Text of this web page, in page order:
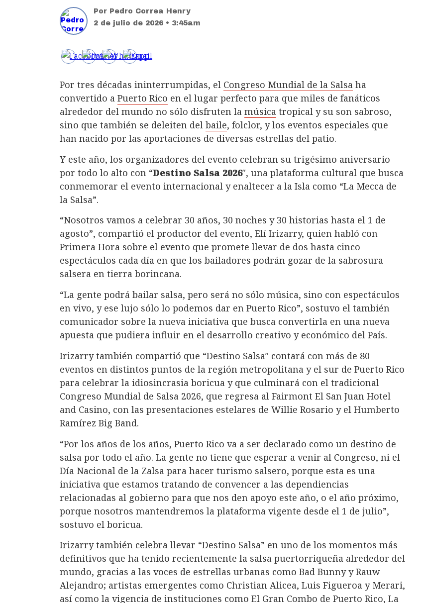
Por Pedro Correa Henry
2 de julio de 2026 • 3:45am
Por tres décadas ininterrumpidas, el Congreso Mundial de la Salsa ha
convertido a Puerto Rico en el lugar perfecto para que miles de fanáticos
alrededor del mundo no sólo disfruten la música tropical y su son sabroso,
sino que también se deleiten del baile, folclor, y los eventos especiales que
han nacido por las aportaciones de diversas estrellas del patio.
Y este año, los organizadores del evento celebran su trigésimo aniversario
por todo lo alto con “Destino Salsa 2026″, una plataforma cultural que busca
conmemorar el evento internacional y enaltecer a la Isla como “La Mecca de
la Salsa”.
“Nosotros vamos a celebrar 30 años, 30 noches y 30 historias hasta el 1 de
agosto”, compartió el productor del evento, Elí Irizarry, quien habló con
Primera Hora sobre el evento que promete llevar de dos hasta cinco
espectáculos cada día en que los bailadores podrán gozar de la sabrosura
salsera en tierra borincana.
“La gente podrá bailar salsa, pero será no sólo música, sino con espectáculos
en vivo, y ese lujo sólo lo podemos dar en Puerto Rico”, sostuvo el también
comunicador sobre la nueva iniciativa que busca convertirla en una nueva
apuesta que pudiera influir en el desarrollo creativo y económico del País.
Irizarry también compartió que “Destino Salsa″ contará con más de 80
eventos en distintos puntos de la región metropolitana y el sur de Puerto Rico
para celebrar la idiosincrasia boricua y que culminará con el tradicional
Congreso Mundial de Salsa 2026, que regresa al Fairmont El San Juan Hotel
and Casino, con las presentaciones estelares de Willie Rosario y el Humberto
Ramírez Big Band.
“Por los años de los años, Puerto Rico va a ser declarado como un destino de
salsa por todo el año. La gente no tiene que esperar a venir al Congreso, ni el
Día Nacional de la Zalsa para hacer turismo salsero, porque esta es una
iniciativa que estamos tratando de convencer a las dependiencias
relacionadas al gobierno para que nos den apoyo este año, o el año próximo,
porque nosotros mantendremos la plataforma vigente desde el 1 de julio”,
sostuvo el boricua.
Irizarry también celebra llevar “Destino Salsa” en uno de los momentos más
definitivos que ha tenido recientemente la salsa puertorriqueña alrededor del
mundo, gracias a las voces de estrellas urbanas como Bad Bunny y Rauw
Alejandro; artistas emergentes como Christian Alicea, Luis Figueroa y Merari,
así como la vigencia de instituciones como El Gran Combo de Puerto Rico, La